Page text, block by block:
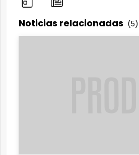
Noticias relacionadas (5)